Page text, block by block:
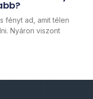
fényt ad, amit télen
Nyáron viszont